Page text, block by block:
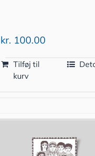
kr. 100.00
Tilføj til
kurv